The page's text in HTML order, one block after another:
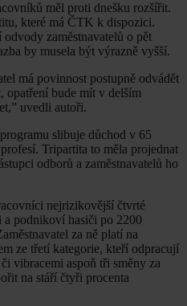
měl proti dnešku rozšířit.
které má ČTK k dispozici.
zaměstnavatelů o pět
by musela být výrazně vyšší.
má povinnost postupně odvádět
opatření bude mít v delším
uvedli autoři.
slibuje důchod v 65
Tripartita to měla projednat
odborů a zaměstnavatelů ho
nejrizikovější čtvrté
a podnikoví hasiči po 2200
za ně platí na
ze třetí kategorie, kteří odpracují
vibracemi aspoň tři směny za
na stáří čtyři procenta